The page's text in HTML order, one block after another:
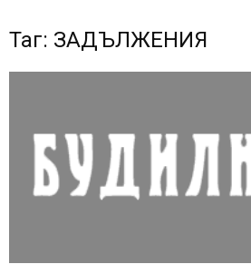
Таг: ЗАДЪЛЖЕНИЯ